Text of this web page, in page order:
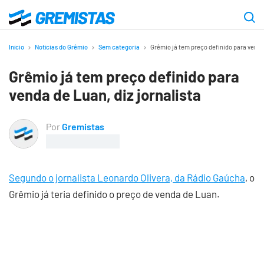
para
principal
Gremistas
Início Notícias do Grêmio Sem categoria Grêmio já tem preço definido para
Grêmio já tem preço definido para
venda de Luan, diz jornalista
PorGremistas
Segundo o jornalista Leonardo Olivera, da Rádio Gaúcha, o
Grêmio já teria definido o preço de venda de Luan.